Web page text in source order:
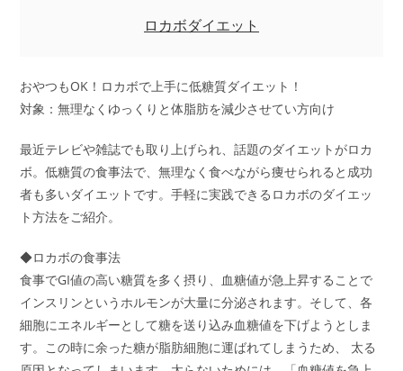
ロカボダイエット
おやつもOK！ロカボで上手に低糖質ダイエット！
対象：無理なくゆっくりと体脂肪を減少させてい方向け
最近テレビや雑誌でも取り上げられ、話題のダイエットがロカ
ボ。低糖質の食事法で、無理なく食べながら痩せられると成功
者も多いダイエットです。手軽に実践できるロカボのダイエッ
ト方法をご紹介。
◆ロカボの食事法
食事でGI値の高い糖質を多く摂り、血糖値が急上昇することで
インスリンというホルモンが大量に分泌されます。そして、各
細胞にエネルギーとして糖を送り込み血糖値を下げようとしま
す。この時に余った糖が脂肪細胞に運ばれてしまうため、 太る